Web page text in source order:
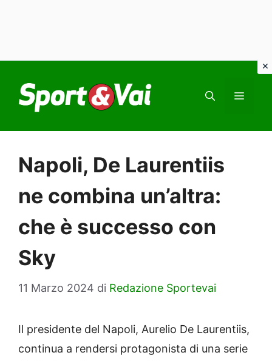
contenuto
Napoli, De Laurentiis
ne combina un’altra:
che è successo con
Sky
11 Marzo 2024 di Redazione Sportevai
Il presidente del Napoli, Aurelio De Laurentiis,
continua a rendersi protagonista di una serie